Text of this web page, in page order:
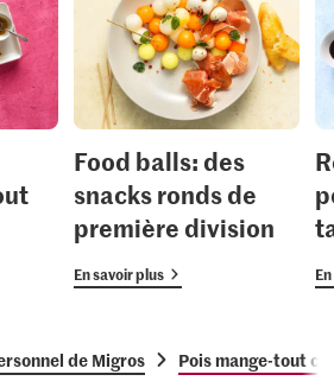
Food balls: des
snacks ronds de
première division
En savoir plus
de Migros Pois mange-tout